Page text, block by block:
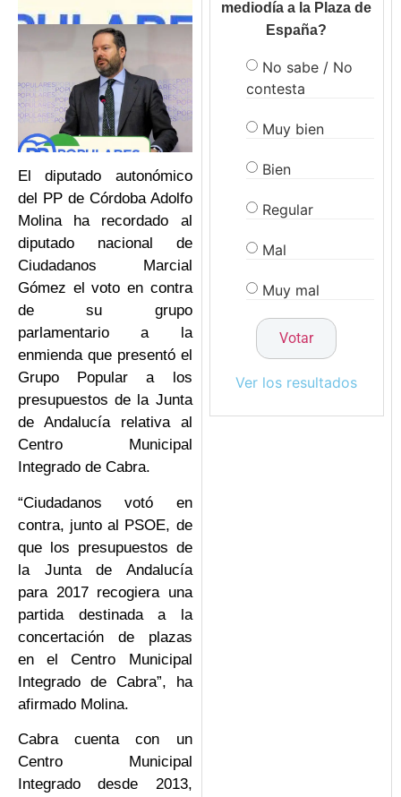
El diputado autonómico
del PP de Córdoba Adolfo
Molina ha recordado al
diputado nacional de
Ciudadanos Marcial
Gómez el voto en contra
de su grupo
parlamentario a la
enmienda que presentó el
Grupo Popular a los
presupuestos de la Junta
de Andalucía relativa al
Centro Municipal
Integrado de Cabra.
“Ciudadanos votó en
contra, junto al PSOE, de
que los presupuestos de
la Junta de Andalucía
para 2017 recogiera una
partida destinada a la
concertación de plazas
en el Centro Municipal
Integrado de Cabra”, ha
afirmado Molina.
Cabra cuenta con un
Centro Municipal
Integrado desde 2013,
mediodía a la Plaza de
España?
No sabe / No
contesta
Muy bien
Bien
Regular
Mal
Muy mal
Ver los resultados